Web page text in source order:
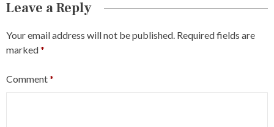
Leave a Reply
Your email address will not be published. Required fields are
marked*
Comment*